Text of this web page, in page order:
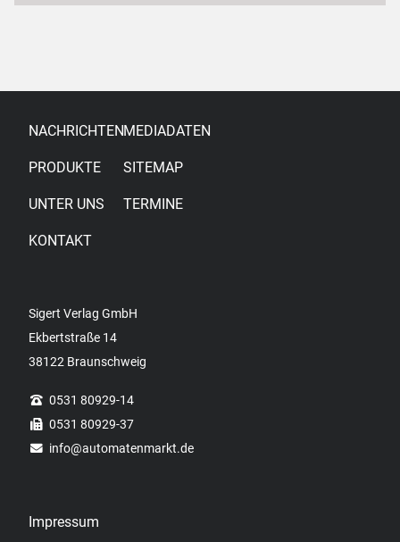
NACHRICHTEN
PRODUKTE
UNTER UNS
KONTAKT
MEDIADATEN
SITEMAP
TERMINE
Sigert Verlag GmbH
Ekbertstraße 14
38122 Braunschweig
0531 80929-14
0531 80929-37
info@automatenmarkt.de
Impressum